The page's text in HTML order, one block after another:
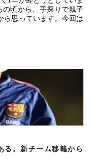
頃から、手探りで親子
ら思っています。今回は
る。新チーム移籍から